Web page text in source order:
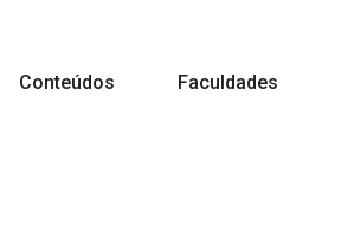
Conteúdos Faculdades